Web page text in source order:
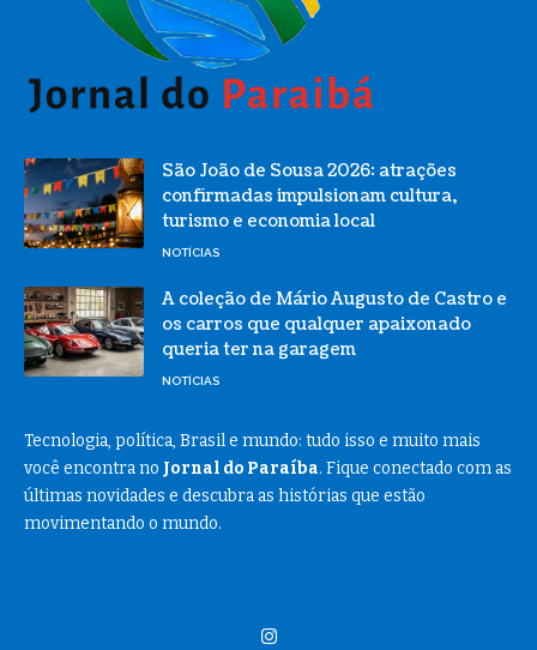
São João de Sousa 2026: atrações
confirmadas impulsionam cultura,
turismo e economia local
NOTÍCIAS
A coleção de Mário Augusto de Castro e
os carros que qualquer apaixonado
queria ter na garagem
NOTÍCIAS
Tecnologia, política, Brasil e mundo: tudo isso e muito mais
você encontra no Jornal do Paraíba. Fique conectado com as
últimas novidades e descubra as histórias que estão
movimentando o mundo.